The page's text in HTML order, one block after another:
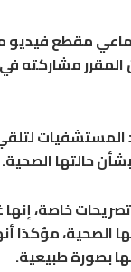
مقطع فيديو
مشاركته في
لتلقي
حالتها الصحية.
خاصة،
الصحية،
بصورة طبيعية.